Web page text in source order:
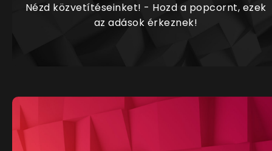
Nézd közvetítéseinket! - Hozd a popcornt, ezek
az adások érkeznek!